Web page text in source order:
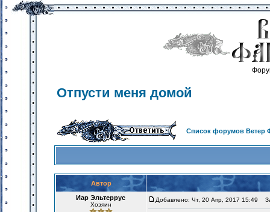
Отпусти меня домой
Список форумов Ветер
Автор
Иар Эльтеррус
Хозяин
Добавлено: Чт, 20 Апр, 2017 15:49